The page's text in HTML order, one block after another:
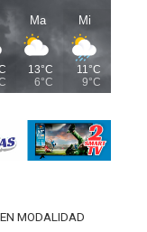
Ma
13°C
6°C
Mi
11°C
9°C
MODALIDAD